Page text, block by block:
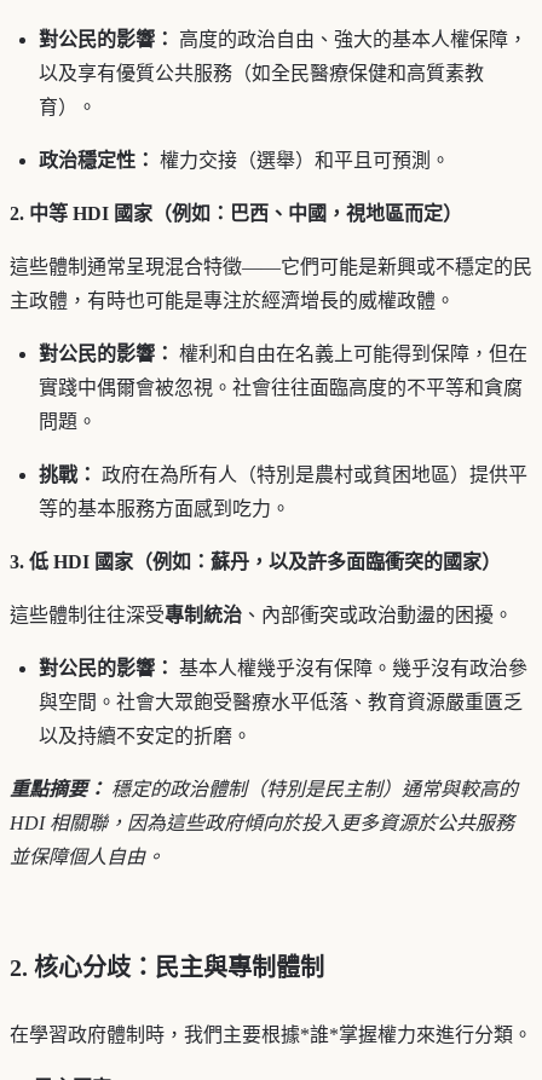
對公民的影響：
高度的政治自由、強大的基本人權保障，
以及享有優質公共服務（如全民醫療保健和高質素教
育）。
政治穩定性： 權力交接（選舉）和平且可預測。
2. 中等 HDI 國家（例如：巴西、中國，視地區而定）
這些體制通常呈現混合特徵——它們可能是新興或不穩定的民
主政體，有時也可能是專注於經濟增長的威權政體。
對公民的影響： 權利和自由在名義上可能得到保障，但在
實踐中偶爾會被忽視。社會往往面臨高度的不平等和貪腐
問題。
挑戰： 政府在為所有人（特別是農村或貧困地區）提供平
等的基本服務方面感到吃力。
3. 低 HDI 國家（例如：蘇丹，以及許多面臨衝突的國家）
這些體制往往深受專制統治 、內部衝突或政治動盪的困擾。
對公民的影響： 基本人權幾乎沒有保障。幾乎沒有政治參
與空間。社會大眾飽受醫療水平低落、教育資源嚴重匱乏
以及持續不安定的折磨。
重點摘要： 穩定的政治體制（特別是民主制）通常與較高的
HDI 相關聯，因為這些政府傾向於投入更多資源於公共服務
並保障個人自由。
2. 核心分歧：民主與專制體制
在學習政府體制時，我們主要根據*誰*掌握權力來進行分類。